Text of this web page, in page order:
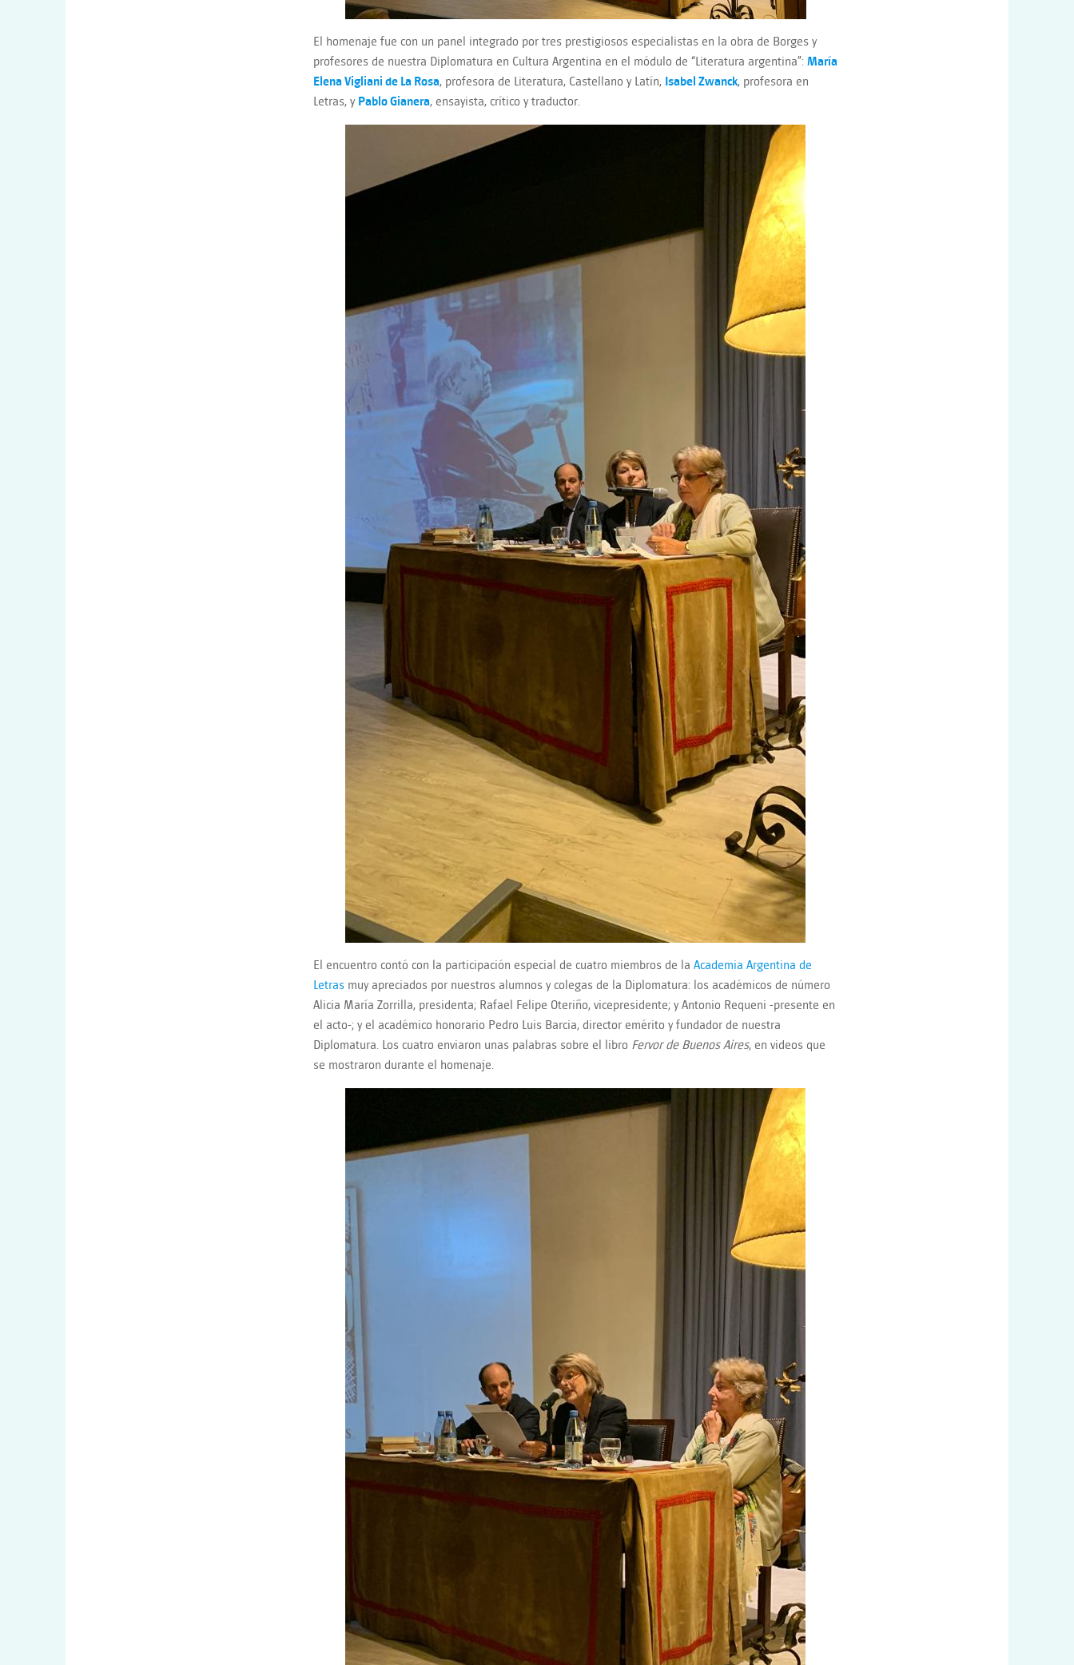
El homenaje fue con un panel integrado por tres prestigiosos especialistas en la obra de Borges y
profesores de nuestra Diplomatura en Cultura Argentina en el módulo de “Literatura argentina”: María
Elena Vigliani de La Rosa, profesora de Literatura, Castellano y Latín, Isabel Zwanck, profesora en
Letras, y Pablo Gianera, ensayista, crítico y traductor.
El encuentro contó con la participación especial de cuatro miembros de la Academia Argentina de
Letras muy apreciados por nuestros alumnos y colegas de la Diplomatura: los académicos de número
Alicia María Zorrilla, presidenta; Rafael Felipe Oteriño, vicepresidente; y Antonio Requeni -presente en
el acto-; y el académico honorario Pedro Luis Barcia, director emérito y fundador de nuestra
Diplomatura. Los cuatro enviaron unas palabras sobre el libro Fervor de Buenos Aires, en videos que
se mostraron durante el homenaje.